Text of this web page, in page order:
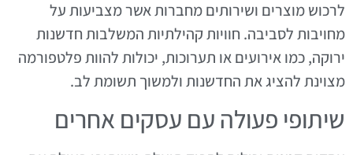
לרכוש מוצרים ושירותים מחברות אשר מצביעות על
מחויבות לסביבה. חוויות קהילתיות המשלבות חדשנות
ירוקה, כמו אירועים או תערוכות, יכולות להוות פלטפורמה
מצוינת להציג את החדשנות ולמשוך תשומת לב.
שיתופי פעולה עם עסקים אחרים